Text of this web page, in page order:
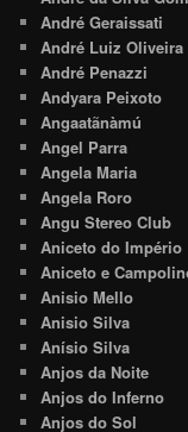
André Geraissati
André Luiz Oliveira
André Penazzi
Andyara Peixoto
Angaatãnàmú
Angel Parra
Angela Maria
Angela Roro
Angu Stereo Club
Aniceto do Império
Aniceto e
Anisio Mello
Anisio Silva
Anísio Silva
Anjos da Noite
Anjos do Inferno
Anjos do Sol